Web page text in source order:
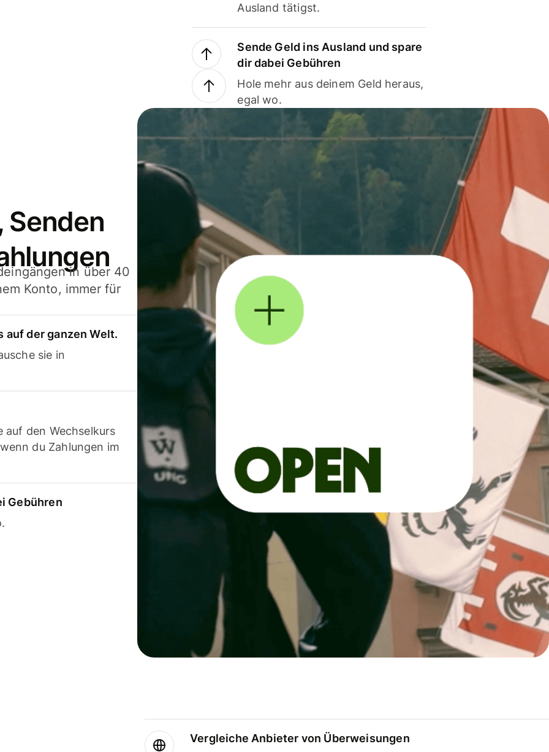
Ausland tätigst.
Sende Geld ins Ausland und spare
dir dabei Gebühren
Hole mehr aus deinem Geld heraus,
egal wo.
Senden
in über 40
Konto, immer für
auf der ganzen Welt.
sie in
auf den Wechselkurs
du Zahlungen im
Gebühren
Vergleiche Anbieter von Überweisungen